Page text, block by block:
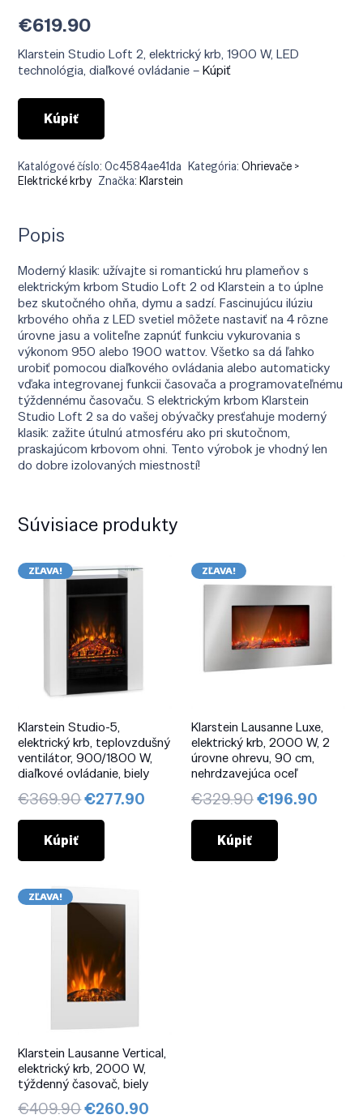
€619.90
Klarstein Studio Loft 2, elektrický krb, 1900 W, LED
technológia, diaľkové ovládanie –Kúpiť
Kúpiť
Katalógové číslo:0c4584ae41da Kategória:Ohrievače >
Elektrické krby Značka:Klarstein
Popis
Moderný klasik: užívajte si romantickú hru plameňov s
elektrickým krbom Studio Loft 2 od Klarstein a to úplne
bez skutočného ohňa, dymu a sadzí. Fascinujúcu ilúziu
krbového ohňa z LED svetiel môžete nastaviť na 4 rôzne
úrovne jasu a voliteľne zapnúť funkciu vykurovania s
výkonom 950 alebo 1900 wattov. Všetko sa dá ľahko
urobiť pomocou diaľkového ovládania alebo automaticky
vďaka integrovanej funkcii časovača a programovateľnému
týždennému časovaču. S elektrickým krbom Klarstein
Studio Loft 2 sa do vašej obývačky presťahuje moderný
klasik: zažite útulnú atmosféru ako pri skutočnom,
praskajúcom krbovom ohni. Tento výrobok je vhodný len
do dobre izolovaných miestností!
Súvisiace produkty
ZĽAVA!
Klarstein Studio-5,
elektrický krb, teplovzdušný
ventilátor, 900/1800 W,
diaľkové ovládanie, biely
€369.90Pôvodná
cena
€369.90.
€277.90 Aktuálna
€277.90.
Kúpiť
ZĽAVA!
Klarstein Lausanne Luxe,
elektrický krb, 2000 W, 2
úrovne ohrevu, 90 cm,
nehrdzavejúca oceľ
€329.90Pôvodná
cena
€329.90.
€196.90
Kúpiť
ZĽAVA!
Klarstein Lausanne Vertical,
elektrický krb, 2000 W,
týždenný časovač, biely
€409.90Pôvodná
€260.90